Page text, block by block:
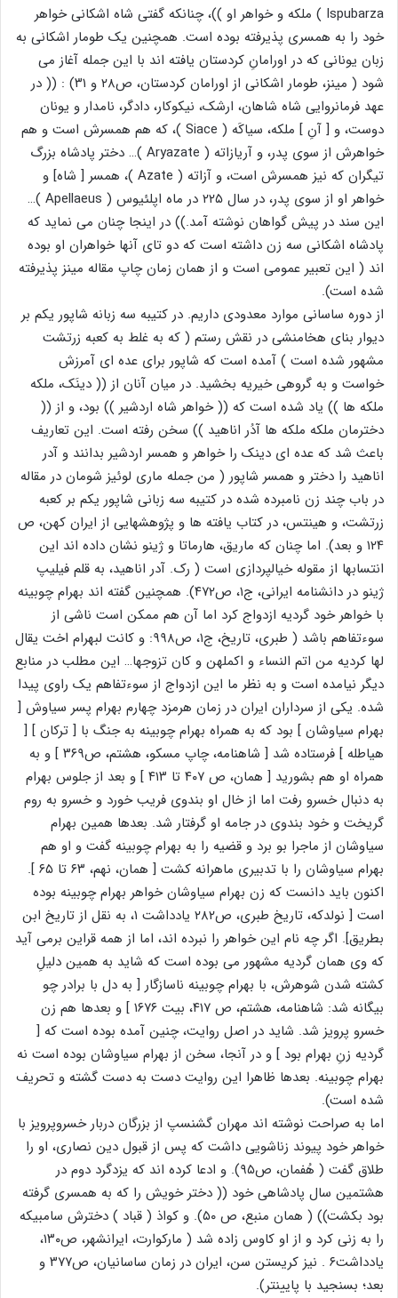
Ispubarza ) ملکه و خواهر او ))، چنانکه گفتی شاه اشکانی خواهر
خود را به همسری پذیرفته بوده است. همچنین یک طومار اشکانی به
زبان یونانی که در اورامانِ کردستان یافته اند با این جمله آغاز می
شود ( مینز، طومار اشکانی از اورامان کردستان، ص۲۸ و ۳۱) : (( در
عهد فرمانروایی شاه شاهان، ارشک، نیکوکار، دادگر، نامدار و یونان
دوست، و [ آنِ ] ملکه، سیاکَه ( Siace )، که هم همسرش است و هم
خواهرش از سوی پدر، و آریازاته ( Aryazate )… دختر پادشاه بزرگ
تیگران که نیز همسرش است، و آزاته ( Azate )، همسر [ شاه] و
خواهر او از سوی پدر، در سال ۲۲۵ در ماه اپلئیوس ( Apellaeus )…
این سند در پیش گواهان نوشته آمد.)) در اینجا چنان می نماید که
پادشاه اشکانی سه زن داشته است که دو تای آنها خواهران او بوده
اند ( این تعبیر عمومی است و از همان زمان چاپ مقاله مینز پذیرفته
شده است).
از دوره ساسانی موارد معدودی داریم. در کتیبه سه زبانه شاپور یکم بر
دیوار بنای هخامنشی در نقش رستم ( که به غلط به کعبه زرتشت
مشهور شده است ) آمده است که شاپور برای عده ای آمرزش
خواست و به گروهی خیریه بخشید. در میان آنان از (( دینَک، ملکه
ملکه ها )) یاد شده است که (( خواهر شاه اردشیر )) بود، و از ((
دخترمان ملکه ملکه ها آدُر اناهید )) سخن رفته است. این تعاریف
باعث شد که عده ای دینک را خواهر و همسر اردشیر بدانند و آدر
اناهید را دختر و همسر شاپور ( من جمله ماری لوئیز شومان در مقاله
در باب چند زن نامبرده شده در کتیبه سه زبانی شاپور یکم بر کعبه
زرتشت، و هینتس، در کتاب یافته ها و پژوهشهایی از ایران کهن، ص
۱۲۴ و بعد). اما چنان که ماریق، هارماتا و ژینو نشان داده اند این
انتسابها از مقوله خیالپردازی است ( رک. آدر اناهید، به قلم فیلیپ
ژینو در دانشنامه ایرانی، ج۱، ص۴۷۲). همچنین گفته اند بهرام چوبینه
با خواهر خود گردیه ازدواج کرد اما آن هم ممکن است ناشی از
سوءتفاهم باشد ( طبری، تاریخ، ج۱، ص۹۹۸: و کانت لبهرام اخت یقال
لها کردیه من اتم النساء و اکملهن و کان تزوجها… این مطلب در منابع
دیگر نیامده است و به نظر ما این ازدواج از سوءتفاهم یک راوی پیدا
شده. یکی از سرداران ایران در زمان هرمزد چهارم بهرام پسر سیاوش [
بهرام سیاوشان ] بود که به همراه بهرام چوبینه به جنگ با [ ترکان ] [
هیاطله ] فرستاده شد [ شاهنامه، چاپ مسکو، هشتم، ص۳۶۹ ] و به
همراه او هم بشورید [ همان، ص ۴۰۷ تا ۴۱۳ ] و بعد از جلوس بهرام
به دنبال خسرو رفت اما از خال او بندوی فریب خورد و خسرو به روم
گریخت و خود بندوی در جامه او گرفتار شد. بعدها همین بهرام
سیاوشان از ماجرا بو برد و قضیه را به بهرام چوبینه گفت و او هم
بهرام سیاوشان را با تدبیری ماهرانه کشت [ همان، نهم، ۶۳ تا ۶۵ ].
اکنون باید دانست که زن بهرام سیاوشان خواهر بهرام چوبینه بوده
است [ نولدکه، تاریخ طبری، ص۲۸۲ یادداشت ۱، به نقل از تاریخ ابن
بطریق]. اگر چه نام این خواهر را نبرده اند، اما از همه قراین برمی آید
که وی همان گردیه مشهور می بوده است که شاید به همین دلیلِ
کشته شدن شوهرش، با بهرام چوبینه ناسازگار [ به دل با برادر چو
بیگانه شد: شاهنامه، هشتم، ص ۴۱۷، بیت ۱۶۷۶ ] و بعدها هم زن
خسرو پرویز شد. شاید در اصل روایت، چنین آمده بوده است که [
گردیه زنِ بهرام بود ] و در آنجا، سخن از بهرام سیاوشان بوده است نه
بهرام چوبینه. بعدها ظاهرا این روایت دست به دست گشته و تحریف
شده است).
اما به صراحت نوشته اند مهران گشنسپ از بزرگان دربار خسروپرویز با
خواهر خود پیوند زناشویی داشت که پس از قبول دین نصاری، او را
طلاق گفت ( هُفمان، ص۹۵). و ادعا کرده اند که یزدگرد دوم در
هشتمین سال پادشاهی خود (( دختر خویش را که به همسری گرفته
بود بکشت)) ( همان منبع، ص ۵۰). و کواذ ( قباد ) دخترش سامبیکه
را به زنی کرد و از او کاوس زاده شد ( مارکوارت، ایرانشهر، ص۱۳۰،
یادداشت۶ . نیز کریستن سن، ایران در زمان ساسانیان، ص۳۷۷ و
بعد؛ بسنجید با پایینتر).